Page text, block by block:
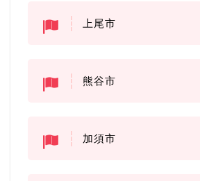
上尾市
熊谷市
加須市